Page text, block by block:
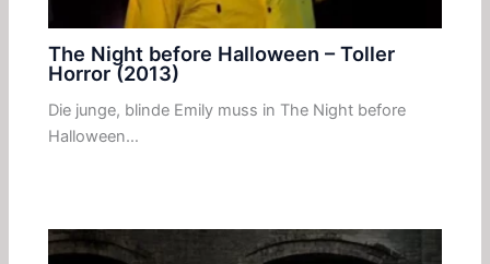
The Night before Halloween – Toller
Horror (2013)
Die junge, blinde Emily muss in The Night before
Halloween…